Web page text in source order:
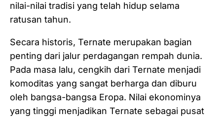
nilai-nilai tradisi yang telah hidup selama
ratusan tahun.
Secara historis, Ternate merupakan bagian
penting dari jalur perdagangan rempah dunia.
Pada masa lalu, cengkih dari Ternate menjadi
komoditas yang sangat berharga dan diburu
oleh bangsa-bangsa Eropa. Nilai ekonominya
yang tinggi menjadikan Ternate sebagai pusat